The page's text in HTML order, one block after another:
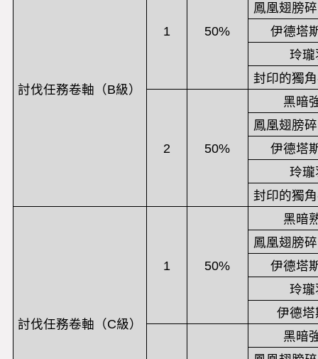
討伐任務卷軸（B級）
1 50%
鳳凰翅膀
伊德塔
玲
封印的獨
2 50%
黑暗
鳳凰翅膀
伊德塔
玲
封印的獨
討伐任務卷軸（C級）
1 50%
黑暗
鳳凰翅膀
伊德塔
玲
伊德
黑暗